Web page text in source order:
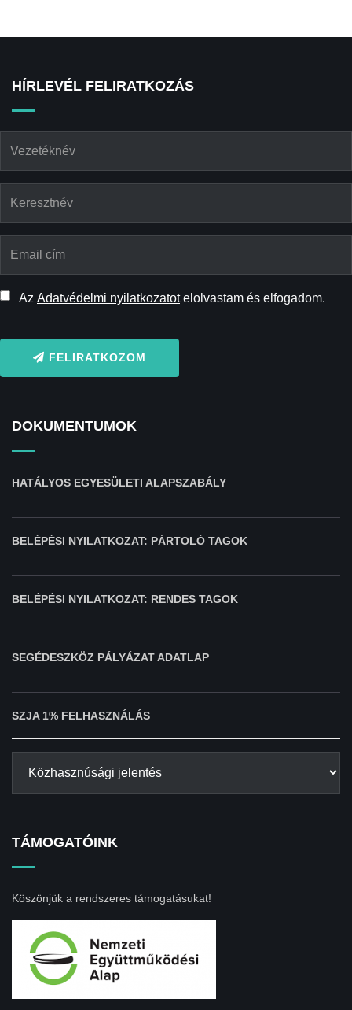
HÍRLEVÉL FELIRATKOZÁS
Az Adatvédelmi nyilatkozatotelolvastam és elfogadom.
FELIRATKOZOM
DOKUMENTUMOK
HATÁLYOS EGYESÜLETI ALAPSZABÁLY
BELÉPÉSI NYILATKOZAT: PÁRTOLÓ TAGOK
BELÉPÉSI NYILATKOZAT: RENDES TAGOK
SEGÉDESZKÖZ PÁLYÁZAT ADATLAP
SZJA 1% FELHASZNÁLÁS
TÁMOGATÓINK
Köszönjük a rendszeres támogatásukat!